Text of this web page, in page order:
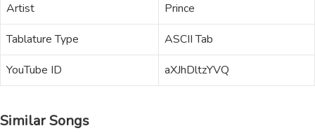
Artist
Prince
Tablature Type
ASCII Tab
YouTube ID
aXJhDltzYVQ
Similar Songs